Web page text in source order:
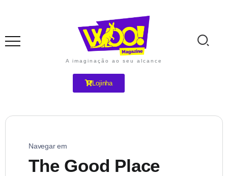
A imaginação ao seu alcance
Lojinha
Navegar em
The Good Place